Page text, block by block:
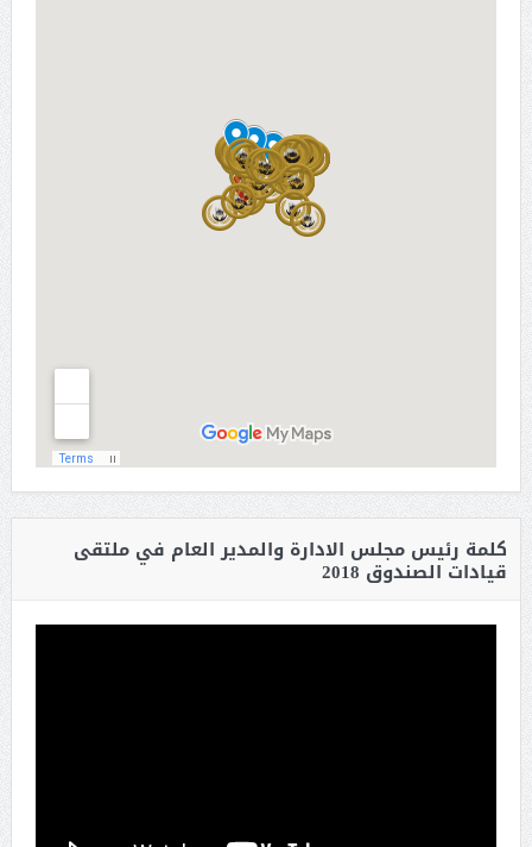
كلمة رئيس مجلس الادارة والمدير العام في ملتقى
قيادات الصندوق 2018